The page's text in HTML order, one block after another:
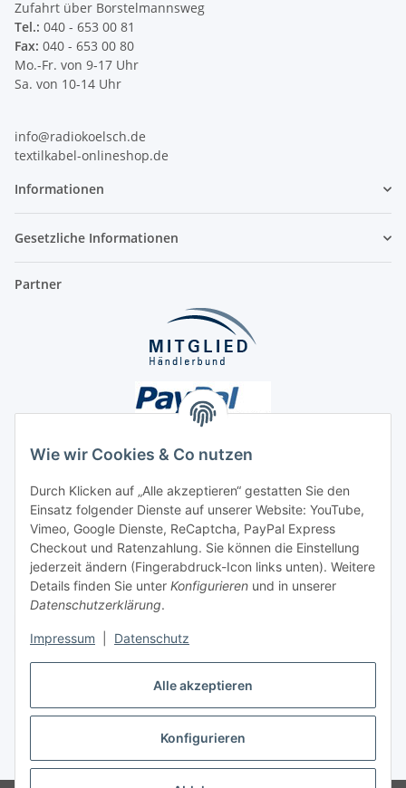
Alle akzeptieren
Konfigurieren
Wie wir Cookies & Co nutzen
Durch Klicken auf „Alle akzeptieren“ gestatten Sie den
Einsatz folgender Dienste auf unserer Website: YouTube,
Vimeo, Google Dienste, ReCaptcha, PayPal Express
Checkout und Ratenzahlung. Sie können die Einstellung
jederzeit ändern (Fingerabdruck-Icon links unten). Weitere
Details finden Sie unter Konfigurieren und in unserer
Datenschutzerklärung.
Impressum Datenschutz
Zufahrt über Borstelmannsweg
Tel.: 040 - 653 00 81
Fax: 040 - 653 00 80
Mo.-Fr. von 9-17 Uhr
Sa. von 10-14 Uhr
info@radiokoelsch.de
textilkabel-onlineshop.de
Informationen
Gesetzliche Informationen
Partner
Unsere Seiten
Social Media
Vertrag widerrufen
* Alle Preise inkl. gesetzlicher USt., ** siehe Lieferbedingungen, zzgl.
Versand